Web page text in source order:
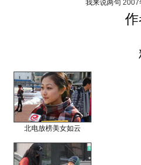
我来说两句 2007
北电放榜美女如云